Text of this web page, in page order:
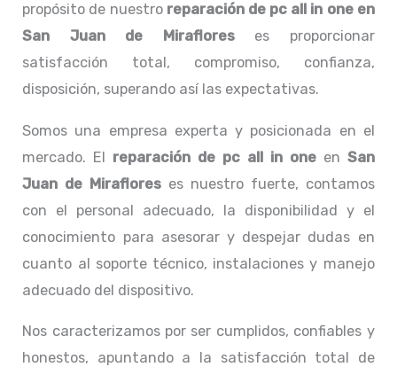
propósito de nuestro reparación de pc all in oneen
San Juan de Mirafloreses proporcionar
satisfacción total, compromiso, confianza,
disposición, superando así las expectativas.
Somos una empresa experta y posicionada en el
mercado. El reparación de pc all in one en San
Juan de Miraflores es nuestro fuerte, contamos
con el personal adecuado, la disponibilidad y el
conocimiento para asesorar y despejar dudas en
cuanto al soporte técnico, instalaciones y manejo
adecuado del dispositivo.
Nos caracterizamos por ser cumplidos, confiables y
honestos, apuntando a la satisfacción total de